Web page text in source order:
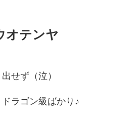
オテンヤ
せず（泣）
ラゴン級ばかり♪